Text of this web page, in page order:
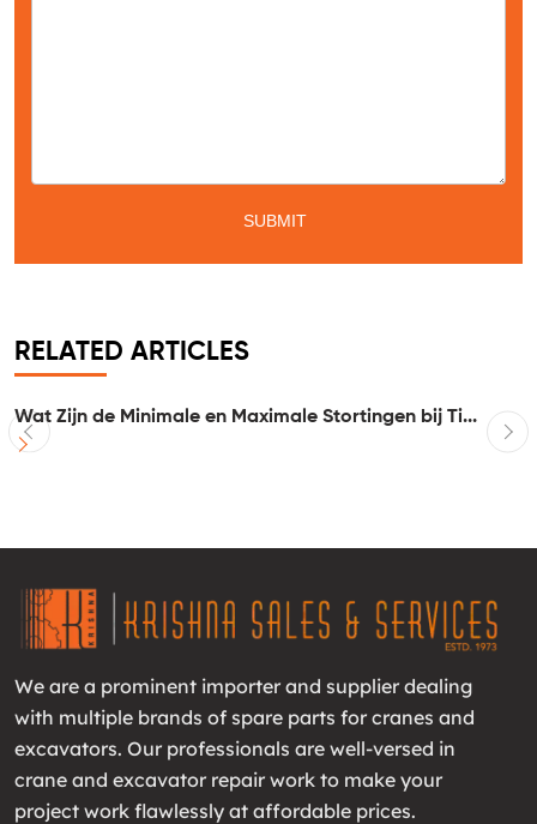
RELATED ARTICLES
Wat Zijn de Minimale en Maximale Stortingen bij Ti...
We are a prominent importer and supplier dealing
with multiple brands of spare parts for cranes and
excavators. Our professionals are well-versed in
crane and excavator repair work to make your
project work flawlessly at affordable prices.